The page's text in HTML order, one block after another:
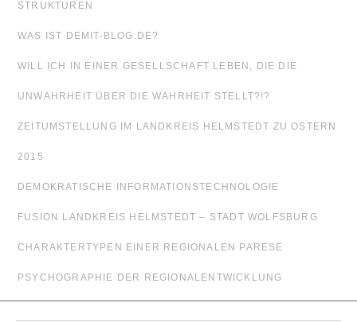
STRUKTUREN
WAS IST DEMIT-BLOG.DE?
WILL ICH IN EINER GESELLSCHAFT LEBEN, DIE DIE
UNWAHRHEIT ÜBER DIE WAHRHEIT STELLT?!?
ZEITUMSTELLUNG IM LANDKREIS HELMSTEDT ZU OSTERN
2015
DEMOKRATISCHE INFORMATIONSTECHNOLOGIE
FUSION LANDKREIS HELMSTEDT – STADT WOLFSBURG
CHARAKTERTYPEN EINER REGIONALEN PARESE
PSYCHOGRAPHIE DER REGIONALENTWICKLUNG